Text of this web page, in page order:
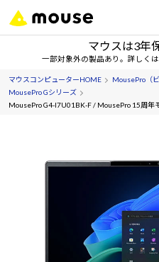
マウスは3年
一部対象外の製品あり。詳しく
マウスコンピューターHOME MousePro（ビ
MousePro Gシリーズ
MousePro G4-I7U01BK-F / MousePro 15周年